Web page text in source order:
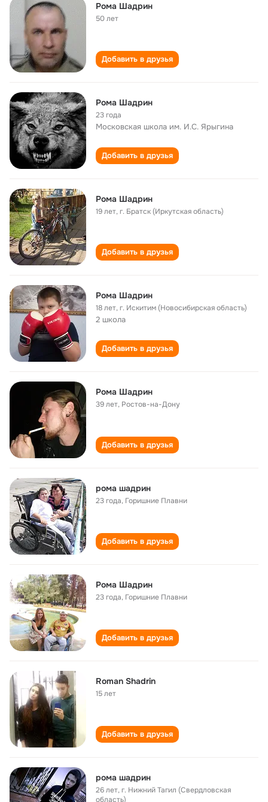
Рома Шадрин
50 лет
Добавить в друзья
Рома Шадрин
23 года
Московская школа им. И.С. Ярыгина
Добавить в друзья
Рома Шадрин
19 лет,г. Братск (Иркутская область)
Добавить в друзья
Рома Шадрин
18 лет,г. Искитим (Новосибирская область)
2 школа
Добавить в друзья
Рома Шадрин
39 лет, Ростов-на-Дону
Добавить в друзья
рома шадрин
23 года, Горишние Плавни
Добавить в друзья
Рома Шадрин
23 года, Горишние Плавни
Добавить в друзья
Roman Shadrin
15 лет
Добавить в друзья
рома шадрин
26 лет,г. Нижний Тагил (Свердловская
область)